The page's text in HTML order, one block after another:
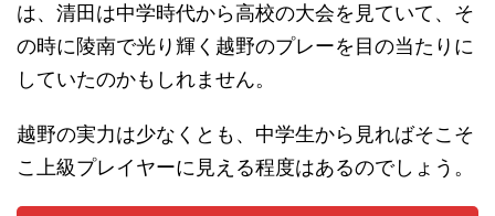
は、清田は中学時代から高校の大会を見ていて、そ
の時に陵南で光り輝く越野のプレーを目の当たりに
していたのかもしれません。
越野の実力は少なくとも、中学生から見ればそこそ
こ上級プレイヤーに見える程度はあるのでしょう。